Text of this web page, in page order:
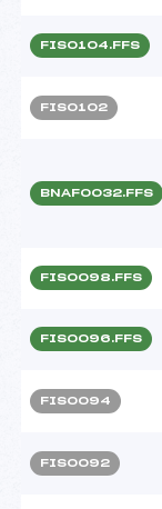
FIS0104.FFS
FIS0102
BNAF0032.FFS
FIS0098.FFS
FIS0096.FFS
FIS0094
FIS0092